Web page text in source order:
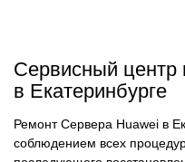
Сервисный центр
в Екатеринбурге
Ремонт Сервера Huawei в
соблюдением всех